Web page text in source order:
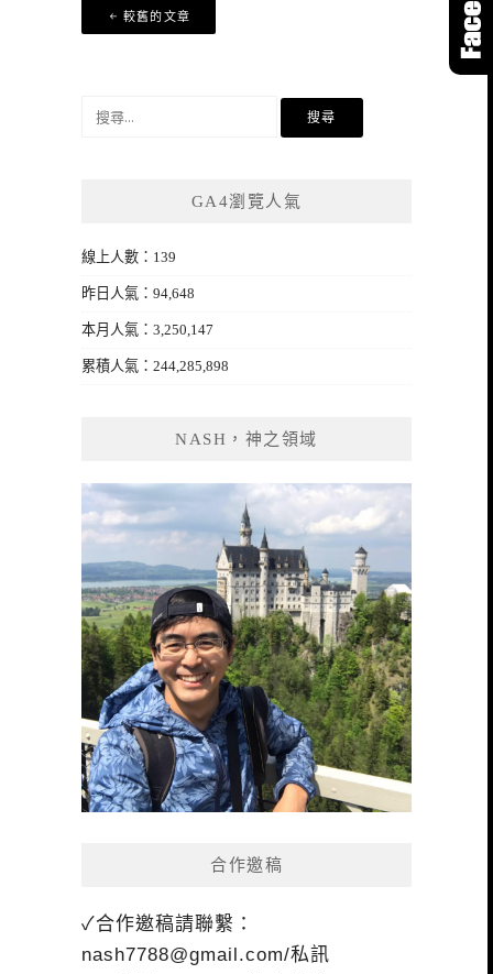
章
覽
較舊的文章
GA4瀏覽人氣
線上人數：139
昨日人氣：94,648
本月人氣：3,250,147
累積人氣：244,285,898
NASH，神之領域
合作邀稿
✓合作邀稿請聯繫：
nash7788@gmail.com/私訊